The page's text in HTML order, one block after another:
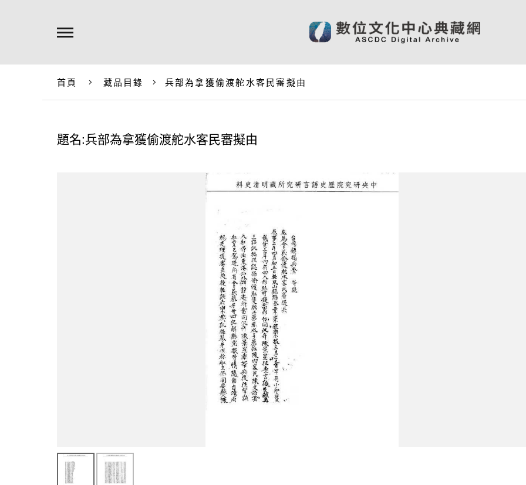
首頁 藏品目錄 兵部為拿獲偷渡舵水客民審擬由
題名:兵部為拿獲偷渡舵水客民審擬由